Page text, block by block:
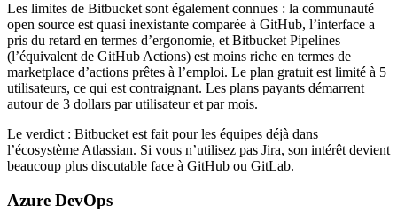
Les limites de Bitbucket sont également connues : la communauté
open source est quasi inexistante comparée à GitHub, l’interface a
pris du retard en termes d’ergonomie, et Bitbucket Pipelines
(l’équivalent de GitHub Actions) est moins riche en termes de
marketplace d’actions prêtes à l’emploi. Le plan gratuit est limité à 5
utilisateurs, ce qui est contraignant. Les plans payants démarrent
autour de 3 dollars par utilisateur et par mois.
Le verdict : Bitbucket est fait pour les équipes déjà dans
l’écosystème Atlassian. Si vous n’utilisez pas Jira, son intérêt devient
beaucoup plus discutable face à GitHub ou GitLab.
Azure DevOps